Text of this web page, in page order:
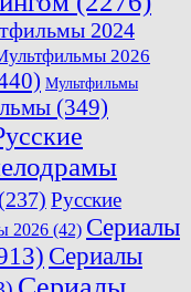
2024
2026
Мультфильмы
(349)
(237) Русские
2026 (42) Сериалы
Сериалы